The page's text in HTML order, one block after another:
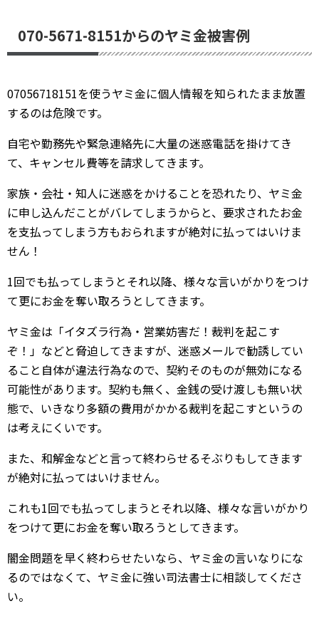
070-5671-8151からのヤミ金被害例
07056718151を使うヤミ金に個人情報を知られたまま放置
するのは危険です。
自宅や勤務先や緊急連絡先に大量の迷惑電話を掛けてき
て、キャンセル費等を請求してきます。
家族・会社・知人に迷惑をかけることを恐れたり、ヤミ金
に申し込んだことがバレてしまうからと、要求されたお金
を支払ってしまう方もおられますが絶対に払ってはいけま
せん！
1回でも払ってしまうとそれ以降、様々な言いがかりをつけ
て更にお金を奪い取ろうとしてきます。
ヤミ金は「イタズラ行為・営業妨害だ！裁判を起こす
ぞ！」などと脅迫してきますが、迷惑メールで勧誘してい
ること自体が違法行為なので、契約そのものが無効になる
可能性があります。契約も無く、金銭の受け渡しも無い状
態で、いきなり多額の費用がかかる裁判を起こすというの
は考えにくいです。
また、和解金などと言って終わらせるそぶりもしてきます
が絶対に払ってはいけません。
これも1回でも払ってしまうとそれ以降、様々な言いがかり
をつけて更にお金を奪い取ろうとしてきます。
闇金問題を早く終わらせたいなら、ヤミ金の言いなりにな
るのではなくて、ヤミ金に強い司法書士に相談してくださ
い。